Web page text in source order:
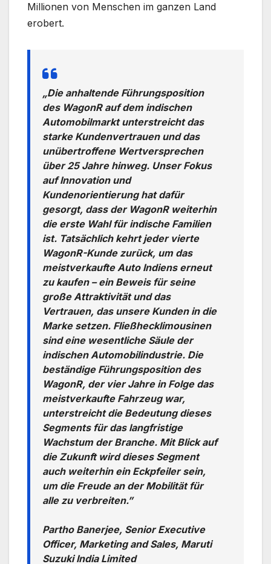
Millionen von Menschen im ganzen Land
erobert.
„Die anhaltende Führungsposition
des WagonR auf dem indischen
Automobilmarkt unterstreicht das
starke Kundenvertrauen und das
unübertroffene Wertversprechen
über 25 Jahre hinweg. Unser Fokus
auf Innovation und
Kundenorientierung hat dafür
gesorgt, dass der WagonR weiterhin
die erste Wahl für indische Familien
ist. Tatsächlich kehrt jeder vierte
WagonR-Kunde zurück, um das
meistverkaufte Auto Indiens erneut
zu kaufen – ein Beweis für seine
große Attraktivität und das
Vertrauen, das unsere Kunden in die
Marke setzen. Fließhecklimousinen
sind eine wesentliche Säule der
indischen Automobilindustrie. Die
beständige Führungsposition des
WagonR, der vier Jahre in Folge das
meistverkaufte Fahrzeug war,
unterstreicht die Bedeutung dieses
Segments für das langfristige
Wachstum der Branche. Mit Blick auf
die Zukunft wird dieses Segment
auch weiterhin ein Eckpfeiler sein,
um die Freude an der Mobilität für
alle zu verbreiten.”
Partho Banerjee, Senior Executive
Officer, Marketing and Sales, Maruti
Suzuki India Limited